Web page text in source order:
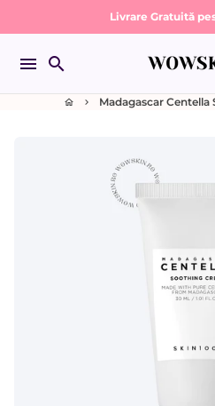
la
conținut
Livrare Gratuită
menu search
home keyboard_arrow_right Madagascar